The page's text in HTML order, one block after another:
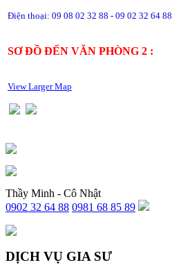
Điện thoại: 09 08 02 32 88 - 09 02 32 64 88
SƠ ĐỒ ĐẾN VĂN PHÒNG 2 :
View Larger Map
Thầy Minh - Cô Nhật
0902 32 64 88 0981 68 85 89
DỊCH VỤ GIA SƯ